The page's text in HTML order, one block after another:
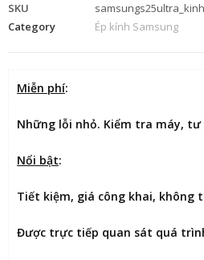
SKU
samsungs25ultra_kinh
Category
Ép kính Samsung
Miễn phí:
Những lỗi nhỏ. Kiểm tra máy, tư
Nổi bật:
Tiết kiệm, giá công khai, không
Được trực tiếp quan sát quá